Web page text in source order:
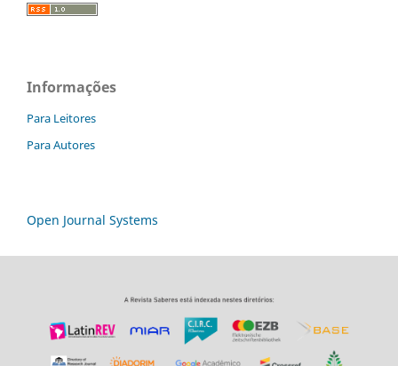
Informações
Para Leitores
Para Autores
Open Journal Systems